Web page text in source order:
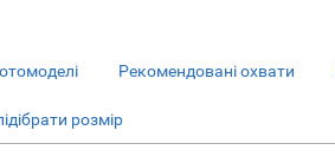
Рекомендовані охвати
розмір